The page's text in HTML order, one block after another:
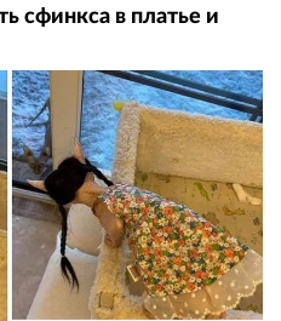
сфинкса в платье и